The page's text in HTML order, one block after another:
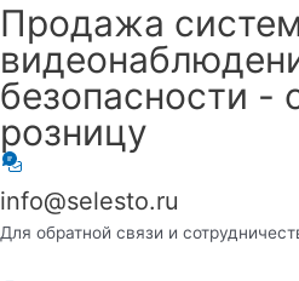
Продажа
безопасности -
розницу
info@selesto.ru
Для обратной связи и